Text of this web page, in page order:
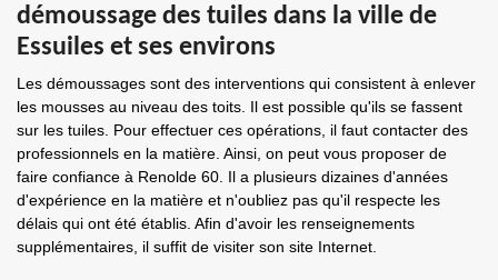
démoussage des tuiles dans la ville de
Essuiles et ses environs
Les démoussages sont des interventions qui consistent à enlever
les mousses au niveau des toits. Il est possible qu'ils se fassent
sur les tuiles. Pour effectuer ces opérations, il faut contacter des
professionnels en la matière. Ainsi, on peut vous proposer de
faire confiance à Renolde 60. Il a plusieurs dizaines d'années
d'expérience en la matière et n'oubliez pas qu'il respecte les
délais qui ont été établis. Afin d'avoir les renseignements
supplémentaires, il suffit de visiter son site Internet.